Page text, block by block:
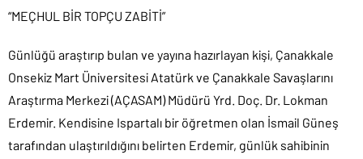
“MEÇHUL BİR TOPÇU ZABİTİ”
Günlüğü araştırıp bulan ve yayına hazırlayan kişi, Çanakkale
Onsekiz Mart Üniversitesi Atatürk ve Çanakkale Savaşlarını
Araştırma Merkezi (AÇASAM) Müdürü Yrd. Doç. Dr. Lokman
Erdemir. Kendisine Ispartalı bir öğretmen olan İsmail Güneş
tarafından ulaştırıldığını belirten Erdemir, günlük sahibinin